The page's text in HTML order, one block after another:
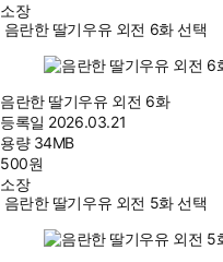
소장
음란한 딸기우유 외전 6화 선택
음란한 딸기우유 외전 6화
등록일 2026.03.21
용량 34MB
500원
소장
음란한 딸기우유 외전 5화 선택